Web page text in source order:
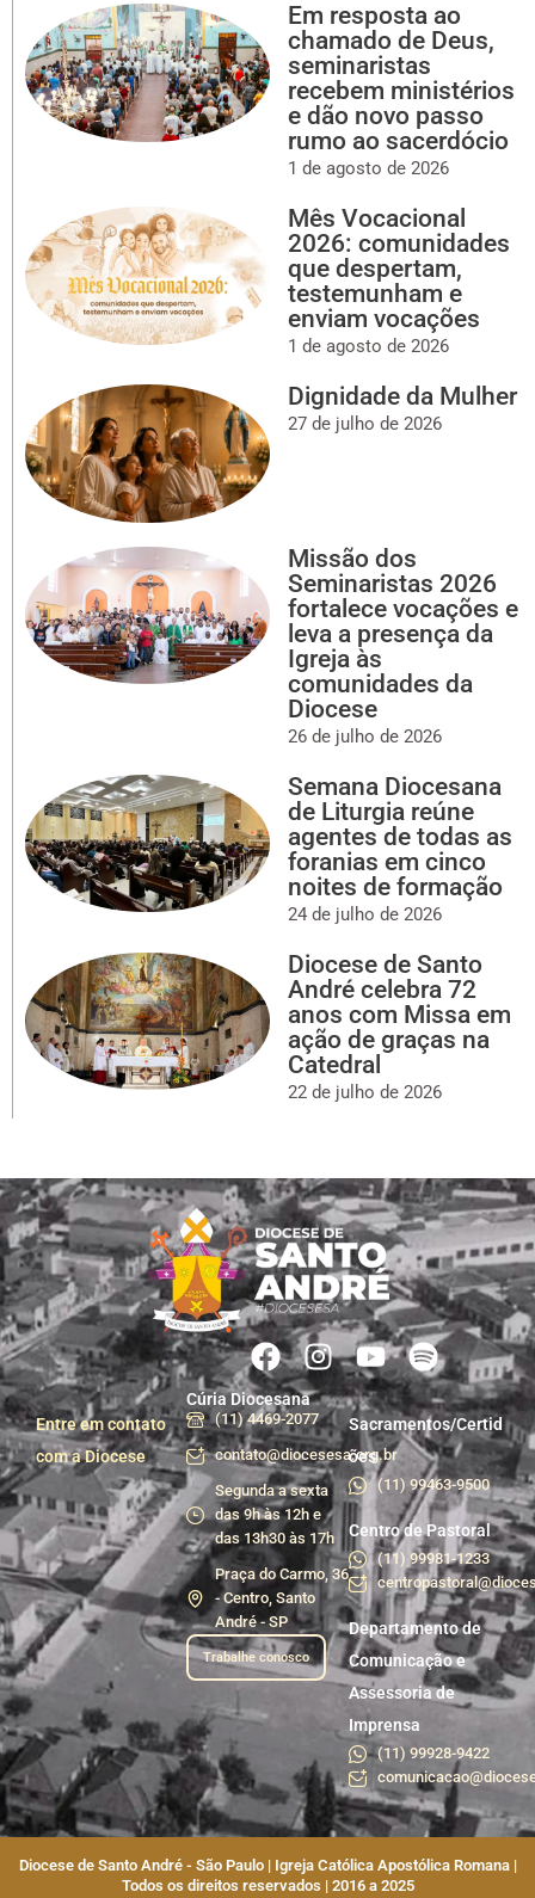
Em resposta ao
chamado de Deus,
seminaristas
recebem ministérios
e dão novo passo
rumo ao sacerdócio
1 de agosto de 2026
Mês Vocacional
2026: comunidades
que despertam,
testemunham e
enviam vocações
1 de agosto de 2026
Dignidade da Mulher
27 de julho de 2026
Missão dos
Seminaristas 2026
fortalece vocações e
leva a presença da
Igreja às
comunidades da
Diocese
26 de julho de 2026
Semana Diocesana
de Liturgia reúne
agentes de todas as
foranias em cinco
noites de formação
24 de julho de 2026
Diocese de Santo
André celebra 72
anos com Missa em
ação de graças na
Catedral
22 de julho de 2026
Entre em contato
com a Diocese
Cúria Diocesana
(11) 4469-2077
contato@diocesesa.org.br
Segunda a sexta
das 9h às 12h e
das 13h30 às 17h
Praça do Carmo, 36
- Centro, Santo
André - SP
Trabalhe conosco
Sacramentos/Certid
ões
(11) 99463-9500
Centro de Pastoral
(11) 99981-1233
Departamento de
Comunicação e
Assessoria de
Imprensa
(11) 99928-9422
Diocese de Santo André - São Paulo | Igreja Católica Apostólica Romana |
Todos os direitos reservados | 2016 a 2025